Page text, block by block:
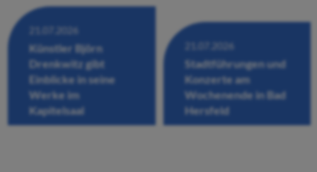
21.07.2026
Künstler Björn
Drenkwitz gibt
Einblicke in seine
Werke im
Kapitelsaal
21.07.2026
Stadtführungen und
Konzerte am
Wochenende in Bad
Hersfeld